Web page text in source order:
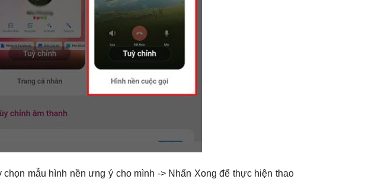
chọn mẫu hình nền ưng ý cho mình -> Nhấn Xong để thực hiện thao